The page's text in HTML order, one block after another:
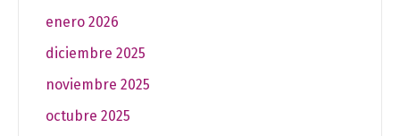
enero 2026
diciembre 2025
noviembre 2025
octubre 2025